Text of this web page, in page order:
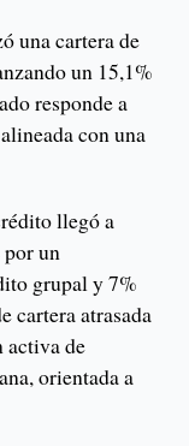
una cartera de
un 15,1%
responde a
con una
llegó a
un
grupal y 7%
cartera atrasada
activa de
orientada a